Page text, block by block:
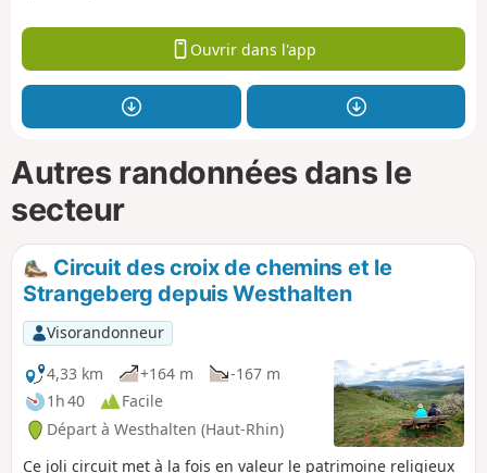
Ouvrir dans l'app
Autres randonnées dans le
secteur
Circuit des croix de chemins et le
Strangeberg depuis Westhalten
Visorandonneur
4,33 km
+164 m
-167 m
1h 40
Facile
Départ à Westhalten (Haut-Rhin)
Ce joli circuit met à la fois en valeur le patrimoine religieux